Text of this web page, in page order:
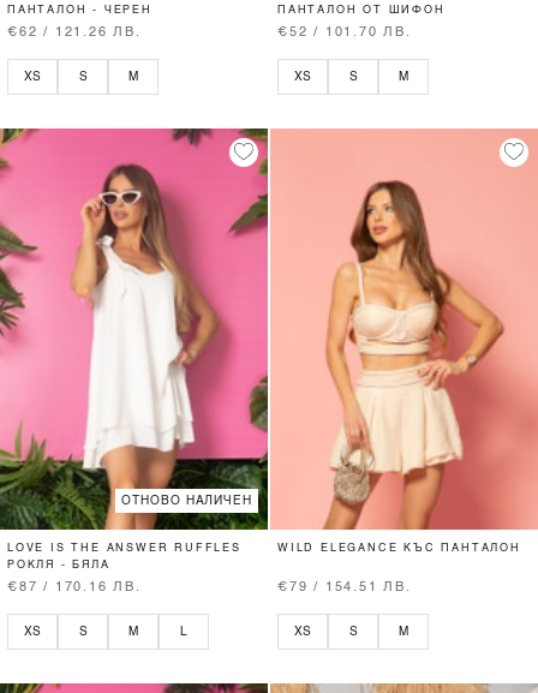
ПАНТАЛОН - ЧЕРЕН
€62 / 121.26 ЛВ.
XS S M
ПАНТАЛОН ОТ ШИФОН
€52 / 101.70 ЛВ.
XS S M
ОТНОВО НАЛИЧЕН
LOVE IS THE ANSWER RUFFLES
РОКЛЯ - БЯЛА
€87 / 170.16 ЛВ.
XS S M L
WILD ELEGANCE КЪС ПАНТАЛОН
€79 / 154.51 ЛВ.
XS S M